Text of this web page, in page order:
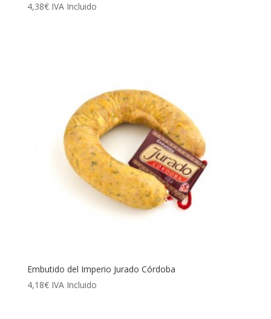
4,38€ IVA Incluido
Embutido del Imperio Jurado Córdoba
4,18€ IVA Incluido